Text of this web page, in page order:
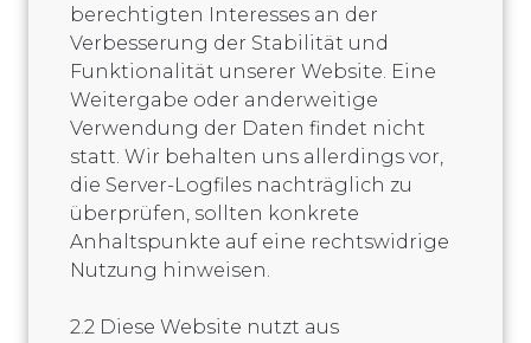
berechtigten Interesses an der
Verbesserung der Stabilität und
Funktionalität unserer Website. Eine
Weitergabe oder anderweitige
Verwendung der Daten findet nicht
statt. Wir behalten uns allerdings vor,
die Server-Logfiles nachträglich zu
überprüfen, sollten konkrete
Anhaltspunkte auf eine rechtswidrige
Nutzung hinweisen.
2.2 Diese Website nutzt aus